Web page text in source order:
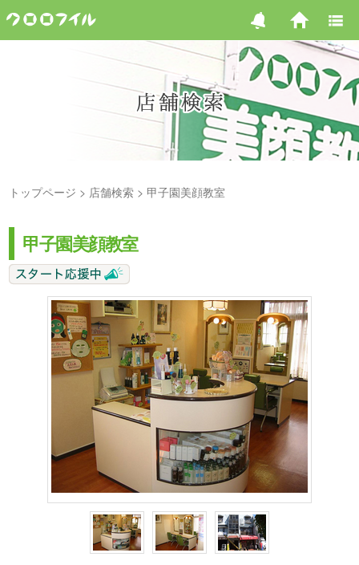
トップページ 店舗検索 甲子園美顔教室
甲子園美顔教室